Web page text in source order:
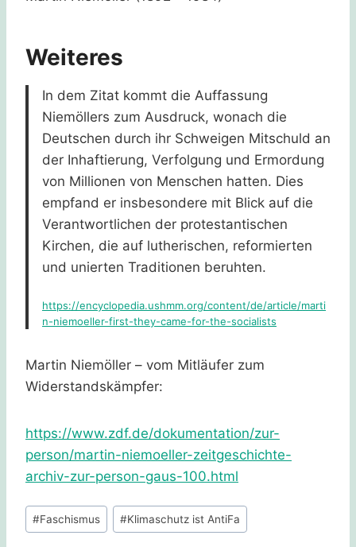
Weiteres
In dem Zitat kommt die Auffassung
Niemöllers zum Ausdruck, wonach die
Deutschen durch ihr Schweigen Mitschuld an
der Inhaftierung, Verfolgung und Ermordung
von Millionen von Menschen hatten. Dies
empfand er insbesondere mit Blick auf die
Verantwortlichen der protestantischen
Kirchen, die auf lutherischen, reformierten
und unierten Traditionen beruhten.
https://encyclopedia.ushmm.org/content/de/article/marti
n-niemoeller-first-they-came-for-the-socialists
Martin Niemöller – vom Mitläufer zum
Widerstandskämpfer:
https://www.zdf.de/dokumentation/zur-
person/martin-niemoeller-zeitgeschichte-
archiv-zur-person-gaus-100.html
Schlagworte:
#Faschismus #Klimaschutz ist AntiFa